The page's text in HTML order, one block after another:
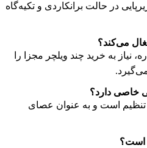
در حالت برانکاردی و تکیه‌گاه
نیاز به خرید چند ویلچر مجزا را
۱۵ حالت قابل تنظیم است و به عنوان عصای